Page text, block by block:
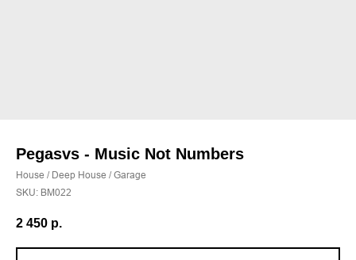
Pegasvs - Music Not Numbers
House / Deep House / Garage
SKU: BM022
2 450 р.